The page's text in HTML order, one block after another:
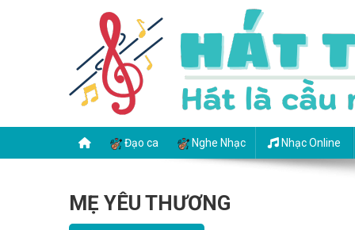
HÁT TẠ ƠN THẦY
Hát là cầu nguyện hai lần
Đạo ca
Nghe Nhạc Nhạc Online
MẸ YÊU THƯƠNG